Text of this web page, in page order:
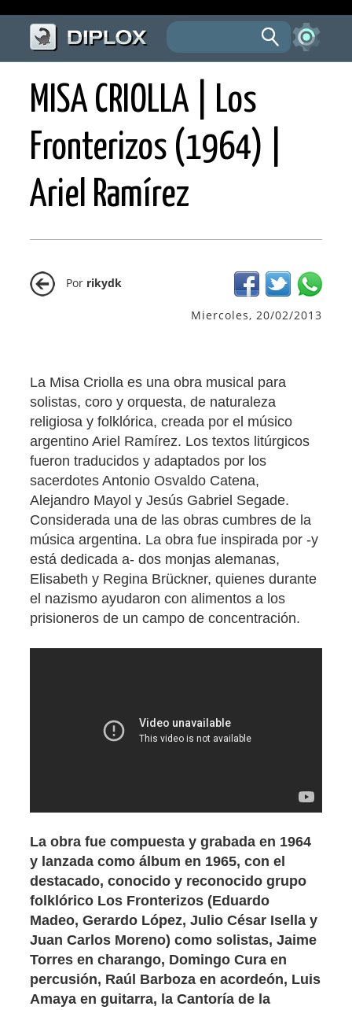
MISA CRIOLLA | Los
Fronterizos (1964) |
Ariel Ramírez
Por rikydk
Miercoles, 20/02/2013
La Misa Criolla es una obra musical para
solistas, coro y orquesta, de naturaleza
religiosa y folklórica, creada por el músico
argentino Ariel Ramírez. Los textos litúrgicos
fueron traducidos y adaptados por los
sacerdotes Antonio Osvaldo Catena,
Alejandro Mayol y Jesús Gabriel Segade.
Considerada una de las obras cumbres de la
música argentina. La obra fue inspirada por -y
está dedicada a- dos monjas alemanas,
Elisabeth y Regina Brückner, quienes durante
el nazismo ayudaron con alimentos a los
prisioneros de un campo de concentración.
La obra fue compuesta y grabada en 1964
y lanzada como álbum en 1965, con el
destacado, conocido y reconocido grupo
folklórico Los Fronterizos (Eduardo
Madeo, Gerardo López, Julio César Isella y
Juan Carlos Moreno) como solistas, Jaime
Torres en charango, Domingo Cura en
percusión, Raúl Barboza en acordeón, Luis
Amaya en guitarra, la Cantoría de la